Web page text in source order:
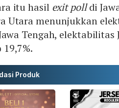
itu hasil exit polldi
Utara menunjukkan
Tengah, elektabilitas
Produk